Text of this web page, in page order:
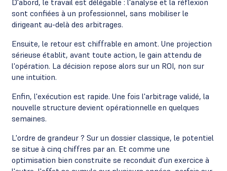
sont confiées à un professionnel, sans mobiliser le
dirigeant au-delà des arbitrages.
Ensuite, le retour est chiffrable en amont. Une projection
sérieuse établit, avant toute action, le gain attendu de
l'opération. La décision repose alors sur un ROI, non sur
une intuition.
Enfin, l'exécution est rapide. Une fois l'arbitrage validé, la
nouvelle structure devient opérationnelle en quelques
semaines.
L'ordre de grandeur ? Sur un dossier classique, le potentiel
se situe à cinq chiffres par an. Et comme une
optimisation bien construite se reconduit d'un exercice à